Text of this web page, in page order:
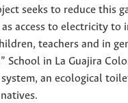
seeks to reduce this
as access to electricity
teachers and in
School in La Guajira
an ecological